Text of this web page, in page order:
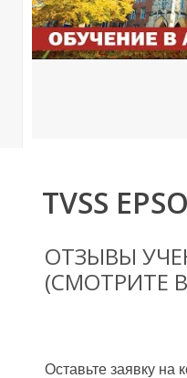
TVSS
ОТЗЫВЫ
(СМОТРИТЕ
Оставьте заявку на